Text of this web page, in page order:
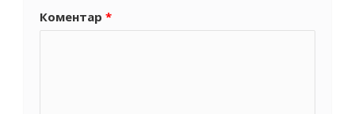
Коментар *